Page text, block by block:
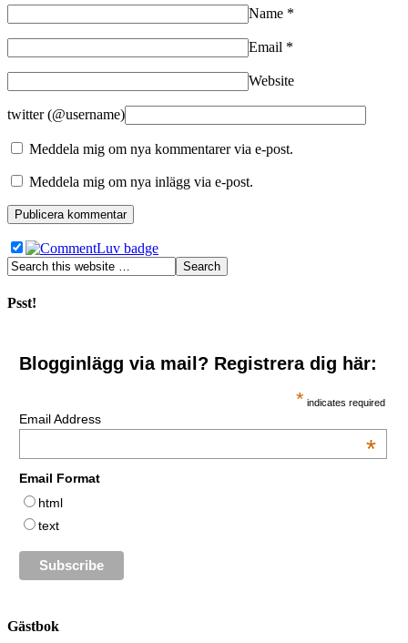
Name *
Email *
Website
twitter (@username)
Meddela mig om nya kommentarer via e-post.
Meddela mig om nya inlägg via e-post.
Psst!
Blogginlägg via mail? Registrera dig här:
* indicates required
Email Address
*
Email Format
html
text
Gästbok